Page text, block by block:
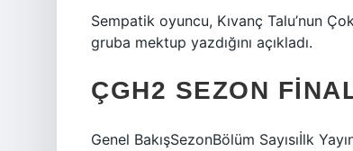
Sempatik oyuncu, Kıvanç Talu’nun
gruba mektup yazdığını açıkladı.
ÇGH2 SEZON
Genel BakışSezonBölüm Sayısıİlk